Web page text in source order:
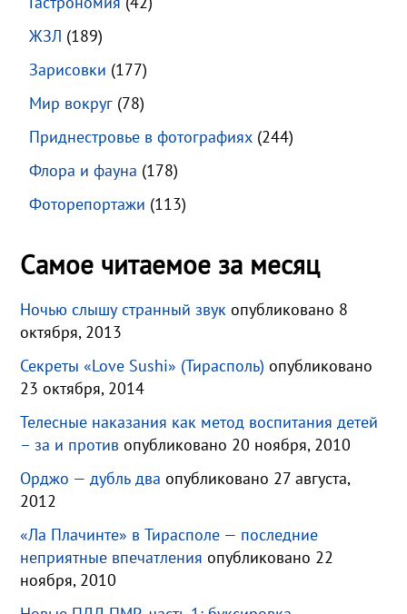
ЖЗЛ (189)
Зарисовки (177)
Мир вокруг (78)
Приднестровье в фотографиях (244)
Флора и фауна (178)
Фоторепортажи (113)
Самое читаемое за месяц
Ночью слышу странный звук опубликовано 8
октября, 2013
Секреты «Love Sushi» (Тирасполь) опубликовано
23 октября, 2014
Телесные наказания как метод воспитания детей
– за и против опубликовано 20 ноября, 2010
Орджо — дубль два опубликовано 27 августа,
2012
«Ла Плачинте» в Тирасполе — последние
неприятные впечатления опубликовано 22
ноября, 2010